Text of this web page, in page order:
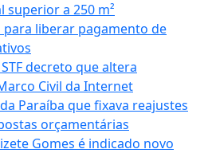
superior a 250 m²
liberar pagamento de
decreto que altera
Civil da Internet
Paraíba que fixava reajustes
orçamentárias
Gomes é indicado novo